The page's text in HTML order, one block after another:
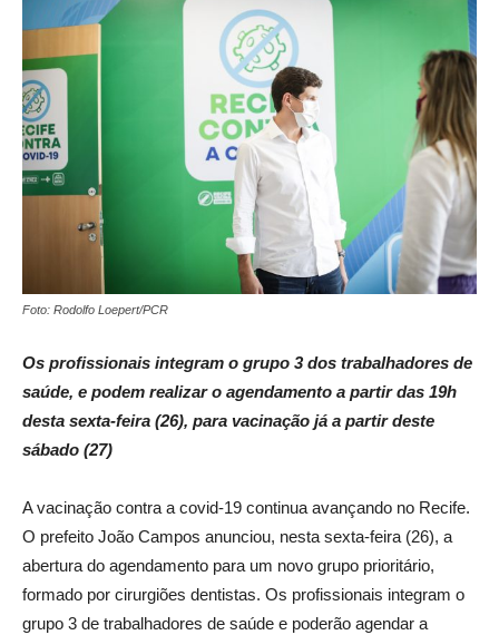
Foto: Rodolfo Loepert/PCR
Os profissionais integram o grupo 3 dos trabalhadores de
saúde, e podem realizar o agendamento a partir das 19h
desta sexta-feira (26), para vacinação já a partir deste
sábado (27)
A vacinação contra a covid-19 continua avançando no Recife.
O prefeito João Campos anunciou, nesta sexta-feira (26), a
abertura do agendamento para um novo grupo prioritário,
formado por cirurgiões dentistas. Os profissionais integram o
grupo 3 de trabalhadores de saúde e poderão agendar a